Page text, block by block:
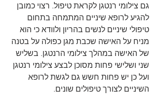
גם צילומי רנטגן לקראת טיפול. רצוי כמובן
להגיע לרופא שיניים המתמחה בתחום
טיפולי שיניים לנשים בהריון ולוודא כי הוא
מניח על האישה שכבת מגן כפולה על בטנה
של האישה במהלך צילומי הרנטגן. בשליש
שני ושלישי פחות מסוכן לבצע צילומי רנטגן
ועל כן יש פחות חשש גם לגשת לרופא
השיניים לצורך טיפולים שונים.